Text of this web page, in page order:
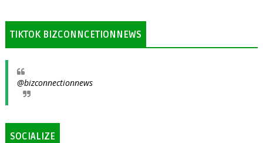
TIKTOK BIZCONNCETIONNEWS
@bizconnectionnews
SOCIALIZE